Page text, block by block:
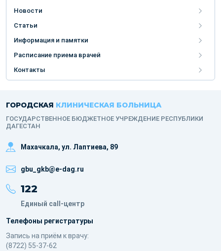
Новости
Статьи
Информация и памятки
Расписание приема врачей
Контакты
ГОРОДСКАЯ КЛИНИЧЕСКАЯ БОЛЬНИЦА
ГОСУДАРСТВЕННОЕ БЮДЖЕТНОЕ УЧРЕЖДЕНИЕ РЕСПУБЛИКИ
ДАГЕСТАН
Махачкала, ​ул. Лаптиева, 89
gbu_gkb@e-dag.ru
122
Единый call-центр
Телефоны регистратуры
Запись на приём к врачу:
(8722) 55-37-62